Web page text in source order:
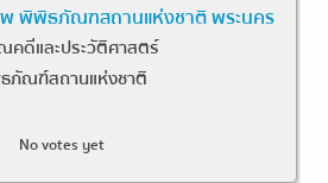
พ พิพิธภัณฑสถานแห่งชาติ พระนคร
คดีและประวัติศาสตร์
ภัณฑ์สถานแห่งชาติ
No votes yet